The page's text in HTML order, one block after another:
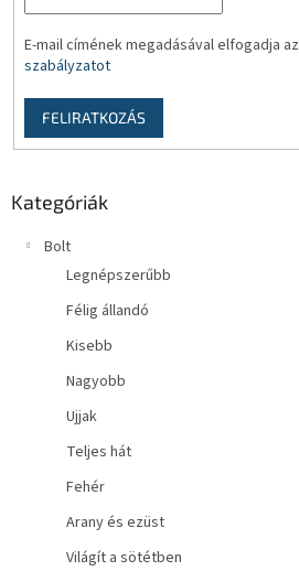
E-mail címének megadásával elfogadja az
szabályzatot
FELIRATKOZÁS
Kategóriák
Bolt
Legnépszerűbb
Félig állandó
Kisebb
Nagyobb
Ujjak
Teljes hát
Fehér
Arany és ezüst
Világít a sötétben